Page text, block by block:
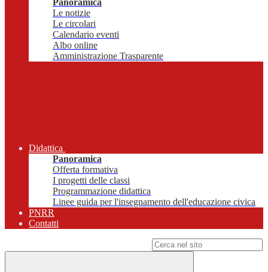
Panoramica
Le notizie
Le circolari
Calendario eventi
Albo online
Amministrazione Trasparente
Didattica
Panoramica
Offerta formativa
I progetti delle classi
Programmazione didattica
Linee guida per l'insegnamento dell'educazione civica
PNRR
Contatti